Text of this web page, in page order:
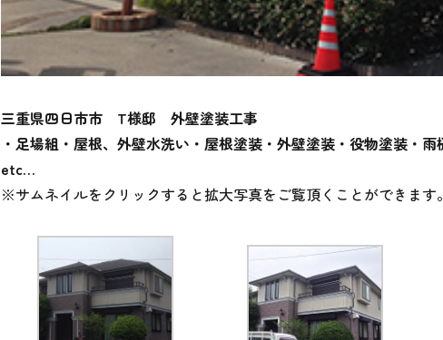
三重県四日市市 T様邸 外壁塗装工事
・足場組・屋根、外壁水洗い・屋根塗装・外壁塗装・役物塗装・雨
etc…
※サムネイルをクリックすると拡大写真をご覧頂くことができます。